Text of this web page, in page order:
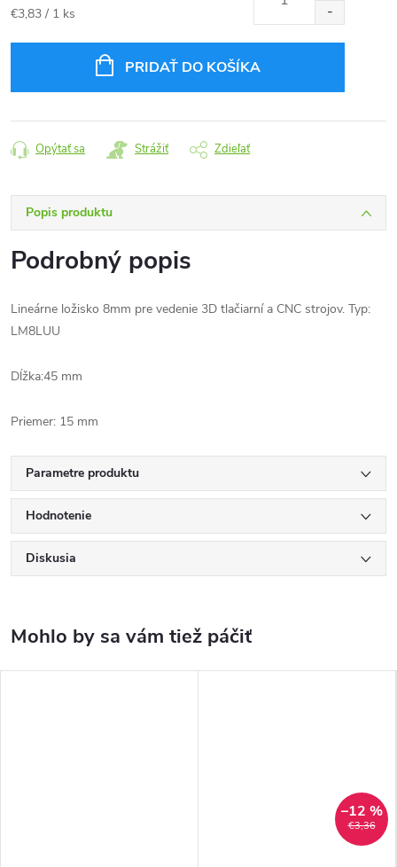
Jednotková
€3,83 / 1 ks
PRIDAŤ DO KOŠÍKA
Opýtať sa Strážiť Zdieľať
Popis produktu
Podrobný popis
Lineárne ložisko 8mm pre vedenie 3D tlačiarní a CNC strojov. Typ:
LM8LUU
Dĺžka:45 mm
Priemer: 15 mm
Parametre produktu
Hodnotenie
Diskusia
€3,36
–12 %